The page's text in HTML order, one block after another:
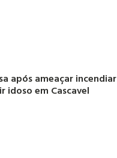
após ameaçar incendiar
idoso em Cascavel